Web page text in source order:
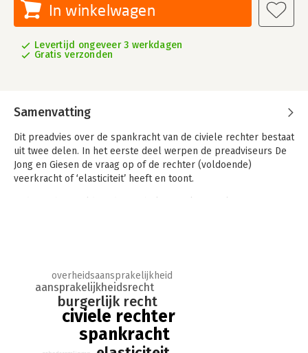
In winkelwagen
Levertijd ongeveer 3 werkdagen
Gratis verzonden
Samenvatting
Dit preadvies over de spankracht van de civiele rechter bestaat
uit twee delen. In het eerste deel werpen de preadviseurs De
Jong en Giesen de vraag op of de rechter (voldoende)
veerkracht of ‘elasticiteit’ heeft en toont.
(gewenste) mate van elasticiteit van de civiele rechter bepalen
(en eventueel meten) en hoe is het nu gesteld met die
elasticiteit? De preadviseurs verkennen een aantal
elasticiteitsgraadmeters die dienstbaar kunnen zijn aan het
beantwoorden van dit soort vragen.
In het tweede deel bespreekt preadviseur Schutgens het
spankracht
civiele rechter
burgerlijk recht
aansprakelijkheidsrecht
overheidsaansprakelijkheid